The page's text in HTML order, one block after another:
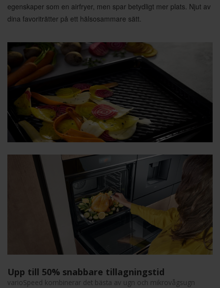
egenskaper som en airfryer, men spar betydligt mer plats. Njut av
dina favoriträtter på ett hälsosammare sätt.
Upp till 50% snabbare tillagningstid
varioSpeed kombinerar det bästa av ugn och mikrovågsugn